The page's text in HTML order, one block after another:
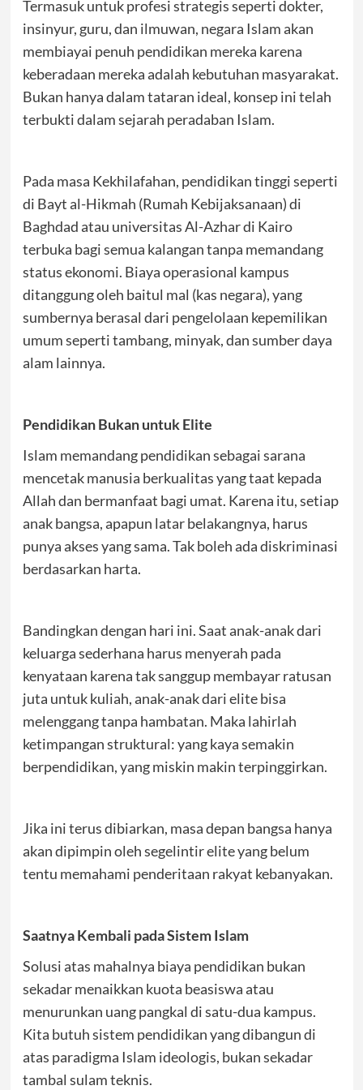
Termasuk untuk profesi strategis seperti dokter,
insinyur, guru, dan ilmuwan, negara Islam akan
membiayai penuh pendidikan mereka karena
keberadaan mereka adalah kebutuhan masyarakat.
Bukan hanya dalam tataran ideal, konsep ini telah
terbukti dalam sejarah peradaban Islam.
Pada masa Kekhilafahan, pendidikan tinggi seperti
di Bayt al-Hikmah (Rumah Kebijaksanaan) di
Baghdad atau universitas Al-Azhar di Kairo
terbuka bagi semua kalangan tanpa memandang
status ekonomi. Biaya operasional kampus
ditanggung oleh baitul mal (kas negara), yang
sumbernya berasal dari pengelolaan kepemilikan
umum seperti tambang, minyak, dan sumber daya
alam lainnya.
Pendidikan Bukan untuk Elite
Islam memandang pendidikan sebagai sarana
mencetak manusia berkualitas yang taat kepada
Allah dan bermanfaat bagi umat. Karena itu, setiap
anak bangsa, apapun latar belakangnya, harus
punya akses yang sama. Tak boleh ada diskriminasi
berdasarkan harta.
Bandingkan dengan hari ini. Saat anak-anak dari
keluarga sederhana harus menyerah pada
kenyataan karena tak sanggup membayar ratusan
juta untuk kuliah, anak-anak dari elite bisa
melenggang tanpa hambatan. Maka lahirlah
ketimpangan struktural: yang kaya semakin
berpendidikan, yang miskin makin terpinggirkan.
Jika ini terus dibiarkan, masa depan bangsa hanya
akan dipimpin oleh segelintir elite yang belum
tentu memahami penderitaan rakyat kebanyakan.
Saatnya Kembali pada Sistem Islam
Solusi atas mahalnya biaya pendidikan bukan
sekadar menaikkan kuota beasiswa atau
menurunkan uang pangkal di satu-dua kampus.
Kita butuh sistem pendidikan yang dibangun di
atas paradigma Islam ideologis, bukan sekadar
tambal sulam teknis.